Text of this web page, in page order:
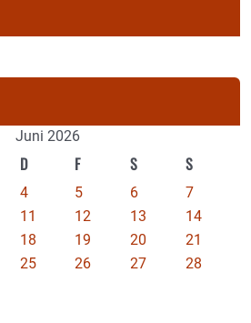
Juni 2026
D F S S
4 5 6
7
11 12 13
14
18 19 20
21
25 26 27
28